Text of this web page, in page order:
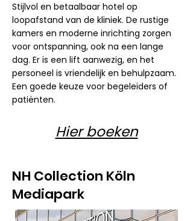
Stijlvol en betaalbaar hotel op
loopafstand van de kliniek. De rustige
kamers en moderne inrichting zorgen
voor ontspanning, ook na een lange
dag. Er is een lift aanwezig, en het
personeel is vriendelijk en behulpzaam.
Een goede keuze voor begeleiders of
patiënten.
Hier boeken
NH Collection Köln
Mediapark